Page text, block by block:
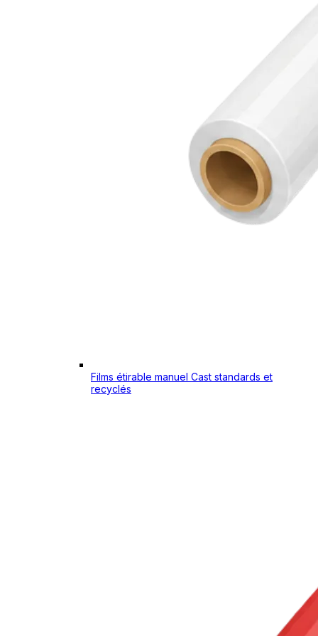
Films étirable manuel Cast standards et
recyclés